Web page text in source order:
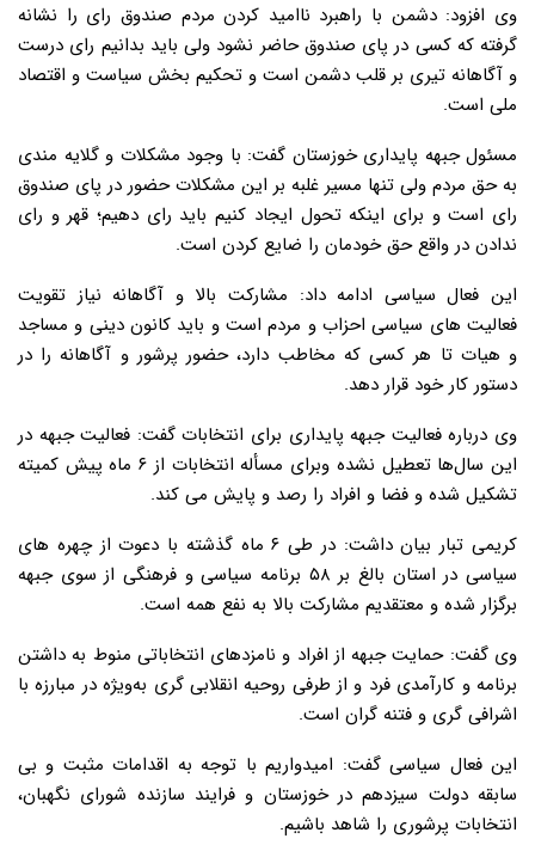
وی افزود: دشمن با راهبرد ناامید کردن مردم صندوق رای را نشانه
گرفته که کسی در پای صندوق حاضر نشود ولی باید بدانیم رای درست
و آگاهانه تیری بر قلب دشمن است و تحکیم بخش سیاست و اقتصاد
ملی است.
مسئول جبهه پایداری خوزستان گفت: با وجود مشکلات و گلایه مندی
به حق مردم ولی تنها مسیر غلبه بر این مشکلات حضور در پای صندوق
رای است و برای اینکه تحول ایجاد کنیم باید رای دهیم؛ قهر و رای
ندادن در واقع حق خودمان را ضایع کردن است.
این فعال سیاسی ادامه داد: مشارکت بالا و آگاهانه نیاز تقویت
فعالیت های سیاسی احزاب و مردم است و باید کانون دینی و مساجد
و هیات تا هر کسی که مخاطب دارد، حضور پرشور و آگاهانه را در
دستور کار خود قرار دهد.
وی درباره فعالیت جبهه پایداری برای انتخابات گفت: فعالیت جبهه در
این سال‌ها تعطیل نشده وبرای مسأله انتخابات از ۶ ماه پیش کمیته
تشکیل شده و فضا و افراد را رصد و پایش می کند.
کریمی تبار بیان داشت: در طی ۶ ماه گذشته با دعوت از چهره های
سیاسی در استان بالغ بر ۵۸ برنامه سیاسی و فرهنگی از سوی جبهه
برگزار شده و معتقدیم مشارکت بالا به نفع همه است.
وی گفت: حمایت جبهه از افراد و نامزدهای انتخاباتی منوط به داشتن
برنامه و کارآمدی فرد و از طرفی روحیه انقلابی گری به‌ویژه در مبارزه با
اشرافی گری و فتنه گران است.
این فعال سیاسی گفت: امیدواریم با توجه به اقدامات مثبت و بی
سابقه دولت سیزدهم در خوزستان و فرایند سازنده شورای نگهبان،
انتخابات پرشوری را شاهد باشیم.